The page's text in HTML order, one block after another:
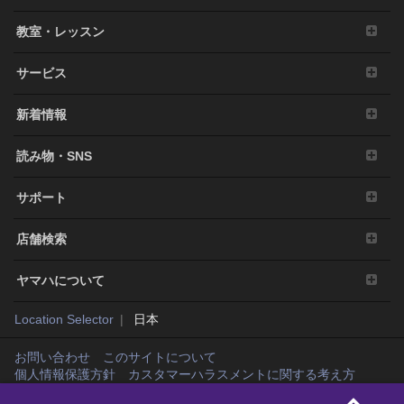
教室・レッスン
サービス
新着情報
読み物・SNS
サポート
店舗検索
ヤマハについて
Location Selector 日本
お問い合わせ
このサイトについて
個人情報保護方針
カスタマーハラスメントに関する考え方